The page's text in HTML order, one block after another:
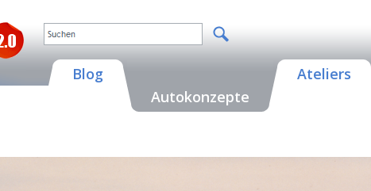
Blog
Autokonzepte
Ateliers